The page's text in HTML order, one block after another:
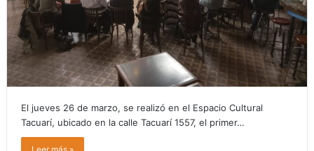
El jueves 26 de marzo, se realizó en el Espacio Cultural
Tacuarí, ubicado en la calle Tacuarí 1557, el primer…